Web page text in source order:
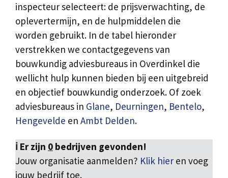
inspecteur selecteert: de prijsverwachting, de
oplevertermijn, en de hulpmiddelen die
worden gebruikt. In de tabel hieronder
verstrekken we contactgegevens van
bouwkundig adviesbureaus in Overdinkel die
wellicht hulp kunnen bieden bij een uitgebreid
en objectief bouwkundig onderzoek. Of zoek
adviesbureaus in Glane, Deurningen, Bentelo,
Hengevelde en Ambt Delden.
ℹ️ Er zijn 0 bedrijven gevonden!
Jouw organisatie aanmelden? Klik hier en voeg
jouw bedrijf toe.